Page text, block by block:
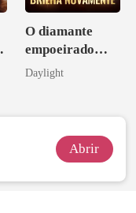
O diamante
empoeirado
brilha
Daylight
Abrir